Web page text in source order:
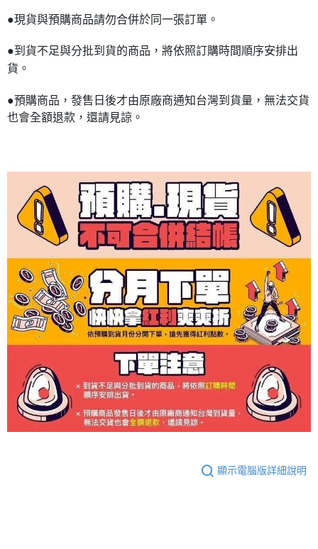
●現貨與預購商品請勿合併於同一張訂單。
●到貨不足與分批到貨的商品，將依照訂購時間順序安排出
貨。
●預購商品，發售日後才由原廠商通知台灣到貨量，無法交貨
也會全額退款，還請見諒。
顯示電腦版詳細說明